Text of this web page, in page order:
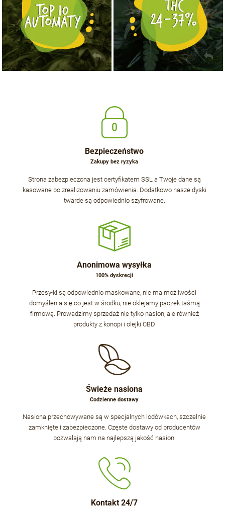
Bezpieczeństwo
Zakupy bez ryzyka
Strona zabezpieczona jest certyfikatem SSL a Twoje dane są
kasowane po zrealizowaniu zamówienia. Dodatkowo nasze dyski
twarde są odpowiednio szyfrowane.
Anonimowa wysyłka
100% dyskrecji
Przesyłki są odpowiednio maskowane, nie ma możliwości
domyślenia się co jest w środku, nie oklejamy paczek taśmą
firmową. Prowadzimy sprzedaż nie tylko nasion, ale również
produkty z konopi i olejki CBD
Świeże nasiona
Codzienne dostawy
Nasiona przechowywane są w specjalnych lodówkach, szczelnie
zamknięte i zabezpieczone. Częste dostawy od producentów
pozwalają nam na najlepszą jakość nasion.
Kontakt 24/7